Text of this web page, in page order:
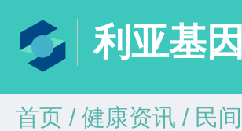
利亚基因
首页 / 健康资讯 / 民间